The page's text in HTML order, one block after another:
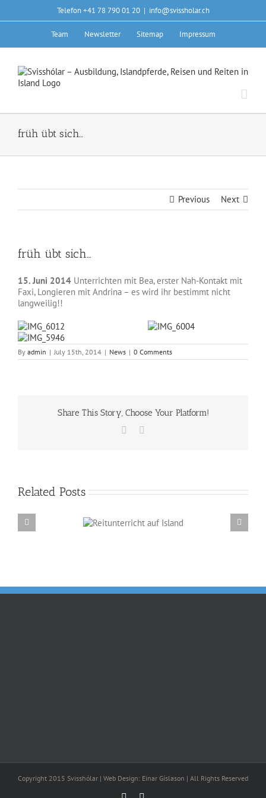
Telefon +41 78 790 01 20 | info@svissholar.ch
Team Newsletter Sitemap Impressum
früh übt sich…
Previous Next
früh übt sich…
15. Juni 2014 Unterrichten mit Bea, erster Nah-Kontakt mit
Faxi, Longieren mit Andrina – es wird ihr bestimmt nicht
langweilig!!
By admin | July 15th, 2014 | News | 0 Comments
Share This Story, Choose Your Platform!
Facebook
Related Posts
auf
Erzählabende mit Eve Barmettler und Ewald
Copyright 2015 Svisshólar | Web Design: Einar Gíslason | All Rights Reserved